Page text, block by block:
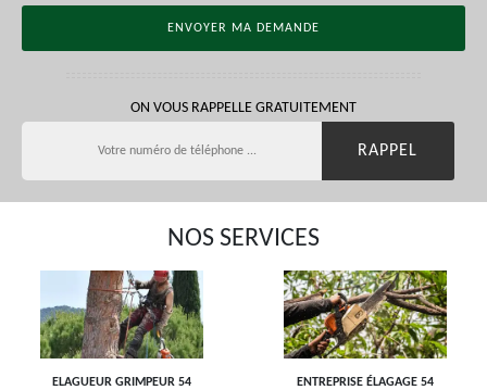
ON VOUS RAPPELLE GRATUITEMENT
NOS SERVICES
ELAGUEUR GRIMPEUR 54 ENTREPRISE ÉLAGAGE 54